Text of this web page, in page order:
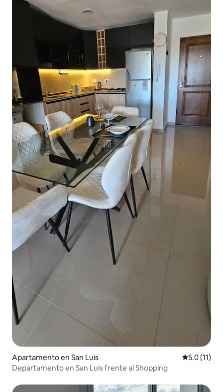
Apartamento en San Luis Calificación
5.0 (11)
Departamento en San Luis frente al Shopping